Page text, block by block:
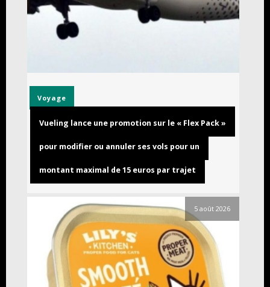
Voyage
Vueling lance une promotion sur le « Flex Pack »
pour modifier ou annuler ses vols pour un
montant maximal de 15 euros par trajet
5 août 2026